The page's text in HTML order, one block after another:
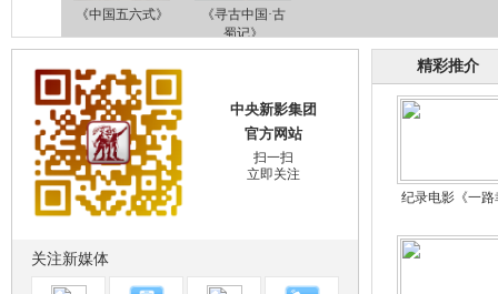
《中国五六式》
《寻古中国·古
蜀记》
中央新影集团
官方网站
扫一扫
立即关注
关注新媒体
精彩推介
纪录电影《一路